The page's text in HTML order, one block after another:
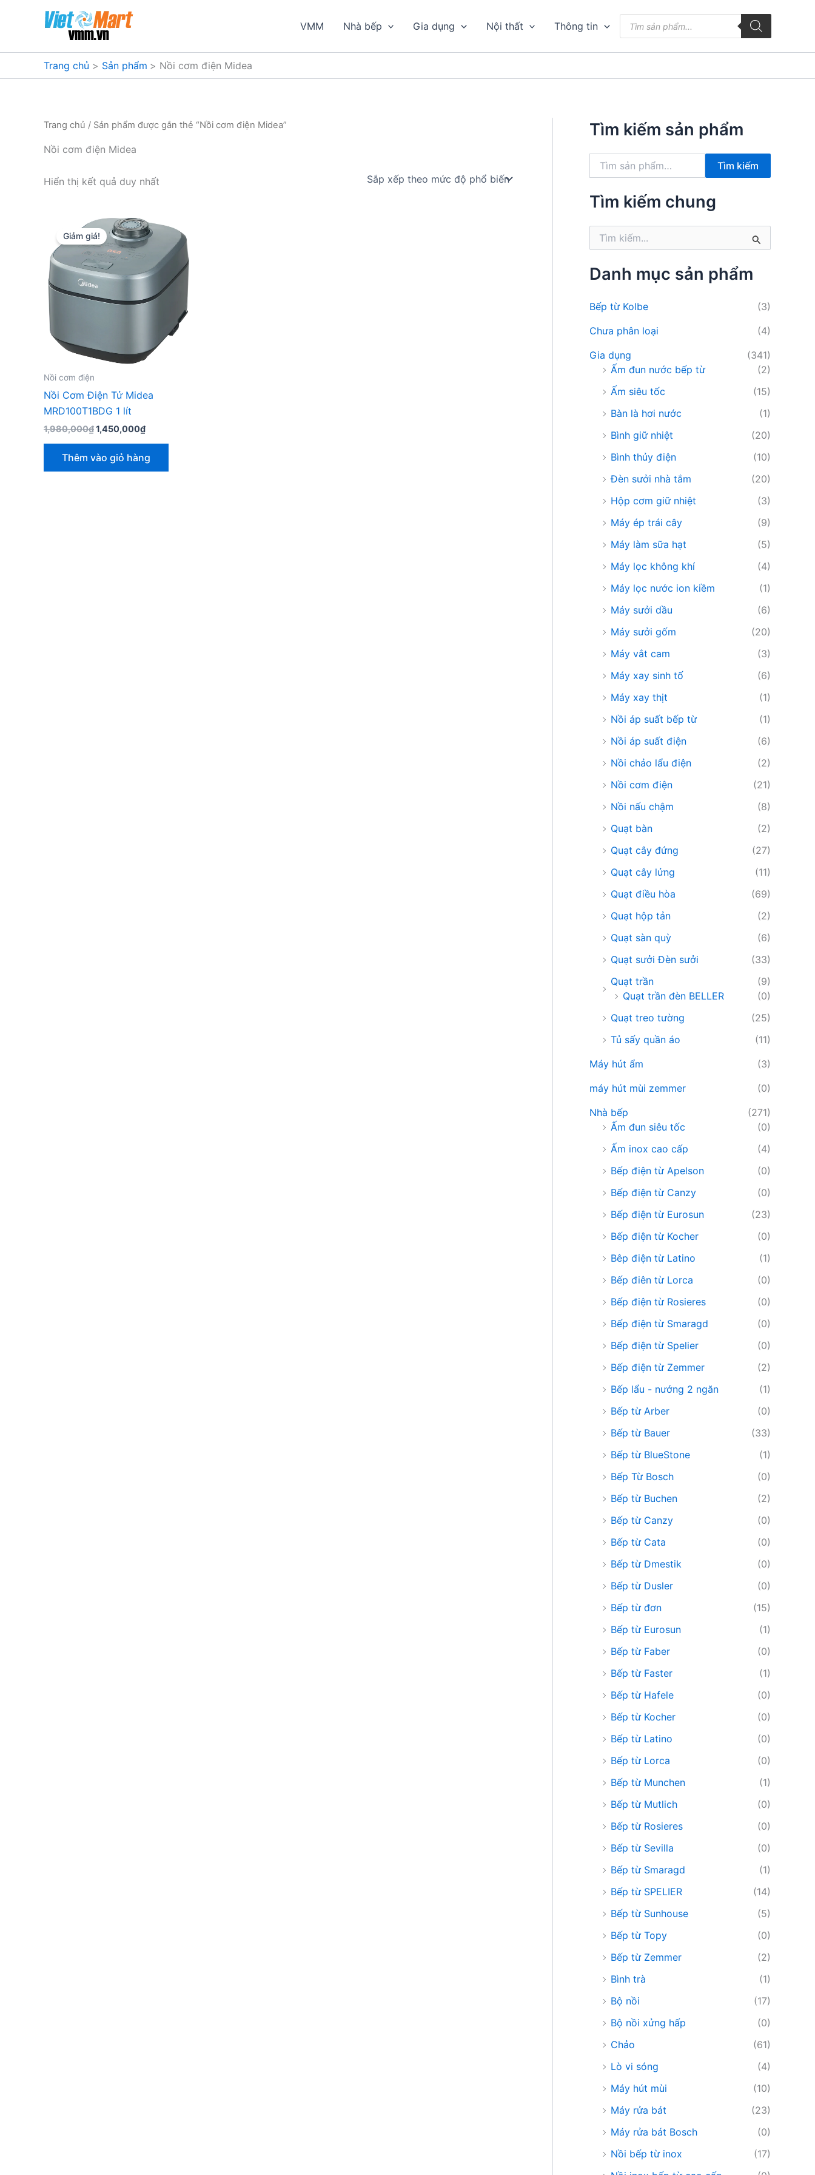
dung
VMM Nhà bếp Gia dụng Nội thất Thông tin
kiếm
phẩm
Trang chủ Sản phẩm Nồi cơm điện Midea
Trang chủ / Sản phẩm được gắn thẻ “Nồi cơm điện Midea”
Nồi cơm điện Midea
Hiển thị kết quả duy nhất
Giảm giá!
Nồi cơm điện
Nồi Cơm Điện Tử Midea
MRD100T1BDG 1 lít
1,980,000₫Giá
1,980,000₫.
1,450,000₫Giá
là:
1,450,000₫.
Thêm vào giỏ hàng
Tìm kiếm sản phẩm
k
Tìm kiếm
Tìm kiếm chung
k
m
Danh mục sản phẩm
Bếp từ Kolbe
(3)
Chưa phân loại
(4)
Gia dụng
(341)
Ấm đun nước bếp từ
(2)
Ấm siêu tốc
(15)
Bàn là hơi nước
(1)
Bình giữ nhiệt
(20)
Bình thủy điện
(10)
Đèn sưởi nhà tắm
(20)
Hộp cơm giữ nhiệt
(3)
Máy ép trái cây
(9)
Máy làm sữa hạt
(5)
Máy lọc không khí
(4)
Máy lọc nước ion kiềm
(1)
Máy sưởi dầu
(6)
Máy sưởi gốm
(20)
Máy vắt cam
(3)
Máy xay sinh tố
(6)
Máy xay thịt
(1)
Nồi áp suất bếp từ
(1)
Nồi áp suất điện
(6)
Nồi chảo lẩu điện
(2)
Nồi cơm điện
(21)
Nồi nấu chậm
(8)
Quạt bàn
(2)
Quạt cây đứng
(27)
Quạt cây lửng
(11)
Quạt điều hòa
(69)
Quạt hộp tản
(2)
Quạt sàn quỳ
(6)
Quạt sưởi Đèn sưởi
(33)
Quạt trần
(9)
Quạt trần đèn BELLER
(0)
Quạt treo tường
(25)
Tủ sấy quần áo
(11)
Máy hút ẩm
(3)
máy hút mùi zemmer
(0)
Nhà bếp
(271)
Ấm đun siêu tốc
(0)
Ấm inox cao cấp
(4)
Bếp điện từ Apelson
(0)
Bếp điện từ Canzy
(0)
Bếp điện từ Eurosun
(23)
Bếp điện từ Kocher
(0)
Bêp điện từ Latino
(1)
Bếp điên từ Lorca
(0)
Bếp điện từ Rosieres
(0)
Bếp điện từ Smaragd
(0)
Bếp điện từ Spelier
(0)
Bếp điện từ Zemmer
(2)
Bếp lẩu - nướng 2 ngăn
(1)
Bếp từ Arber
(0)
Bếp từ Bauer
(33)
Bếp từ BlueStone
(1)
Bếp Từ Bosch
(0)
Bếp từ Buchen
(2)
Bếp từ Canzy
(0)
Bếp từ Cata
(0)
Bếp từ Dmestik
(0)
Bếp từ Dusler
(0)
Bếp từ đơn
(15)
Bếp từ Eurosun
(1)
Bếp từ Faber
(0)
Bếp từ Faster
(1)
Bếp từ Hafele
(0)
Bếp từ Kocher
(0)
Bếp từ Latino
(0)
Bếp từ Lorca
(0)
Bếp từ Munchen
(1)
Bếp từ Mutlich
(0)
Bếp từ Rosieres
(0)
Bếp từ Sevilla
(0)
Bếp từ Smaragd
(1)
Bếp từ SPELIER
(14)
Bếp từ Sunhouse
(5)
Bếp từ Topy
(0)
Bếp từ Zemmer
(2)
Bình trà
(1)
Bộ nồi
(17)
Bộ nồi xửng hấp
(0)
Chảo
(61)
Lò vi sóng
(4)
Máy hút mùi
(10)
Máy rửa bát
(23)
Máy rửa bát Bosch
(0)
Nồi bếp từ inox
(17)